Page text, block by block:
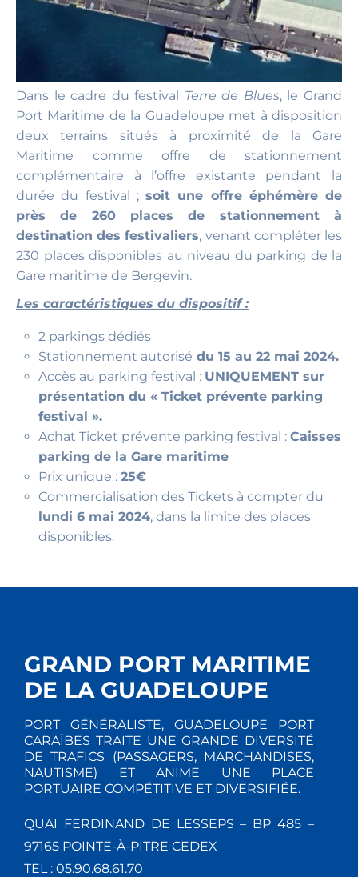
Dans le cadre du festival Terre de Blues, le Grand
Port Maritime de la Guadeloupe met à disposition
deux terrains situés à proximité de la Gare
Maritime comme offre de stationnement
complémentaire à l’offre existante pendant la
durée du festival ; soit une offre éphémère de
près de 260 places de stationnement à
destination des festivaliers, venant compléter les
230 places disponibles au niveau du parking de la
Gare maritime de Bergevin.
Les caractéristiques du dispositif :
2 parkings dédiés
Stationnement autorisé du 15 au 22 mai 2024.
Accès au parking festival : UNIQUEMENT sur
présentation du « Ticket prévente parking
festival ».
Achat Ticket prévente parking festival : Caisses
parking de la Gare maritime
Prix unique : 25€
Commercialisation des Tickets à compter du
lundi 6 mai 2024, dans la limite des places
disponibles.
GRAND PORT MARITIME
DE LA GUADELOUPE
PORT GÉNÉRALISTE, GUADELOUPE PORT
CARAÏBES TRAITE UNE GRANDE DIVERSITÉ
DE TRAFICS (PASSAGERS, MARCHANDISES,
NAUTISME) ET ANIME UNE PLACE
PORTUAIRE COMPÉTITIVE ET DIVERSIFIÉE.
QUAI FERDINAND DE LESSEPS – BP 485 –
97165 POINTE-À-PITRE CEDEX
TEL : 05.90.68.61.70